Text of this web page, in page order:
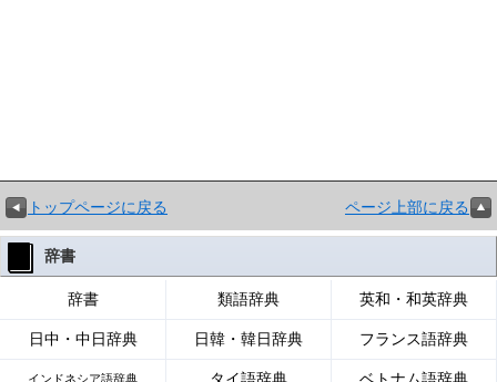
トップページに戻る ページ上部に戻る
辞書
辞書 類語辞典 英和・和英辞典
日中・中日辞典 日韓・韓日辞典 フランス語辞典
インドネシア語辞典